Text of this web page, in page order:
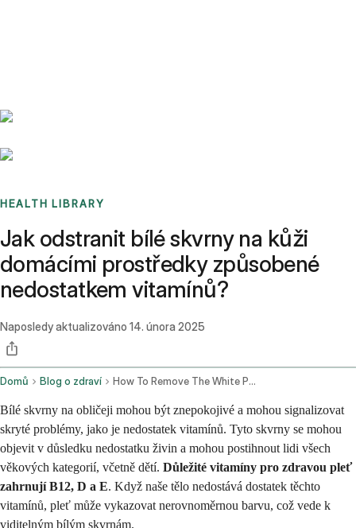
HEALTH LIBRARY
Jak odstranit bílé skvrny na kůži
domácími prostředky způsobené
nedostatkem vitamínů?
Naposledy aktualizováno 14. února 2025
Domů Blog o zdraví How To Remove The White Patches On The Skin By Home Remedies Caused By Vitamin Deficiency
Bílé skvrny na obličeji mohou být znepokojivé a mohou signalizovat
skryté problémy, jako je nedostatek vitamínů. Tyto skvrny se mohou
objevit v důsledku nedostatku živin a mohou postihnout lidi všech
věkových kategorií, včetně dětí. Důležité vitamíny pro zdravou pleť
zahrnují B12, D a E. Když naše tělo nedostává dostatek těchto
vitamínů, pleť může vykazovat nerovnoměrnou barvu, což vede k
viditelným bílým skvrnám.